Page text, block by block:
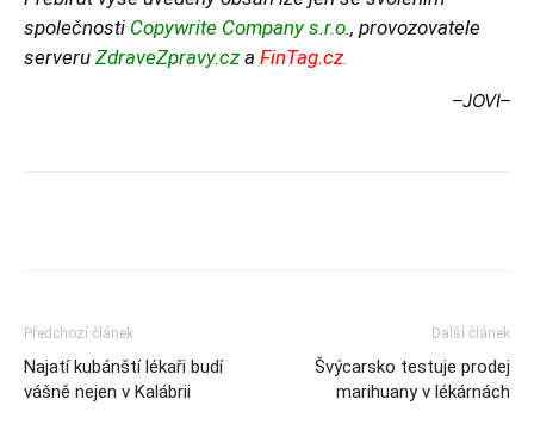
společnosti Copywrite Company s.r.o., provozovatele
serveru ZdraveZpravy.cz a FinTag.cz.
–JOVI–
Předchozí článek
Najatí kubánští lékaři budí
vášně nejen v Kalábrii
Další článek
Švýcarsko testuje prodej
marihuany v lékárnách